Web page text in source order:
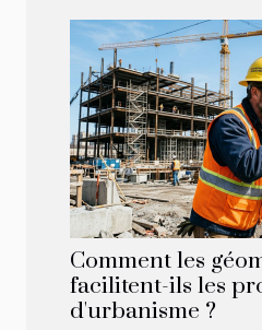
Comment les
facilitent-ils les
d'urbanisme ?